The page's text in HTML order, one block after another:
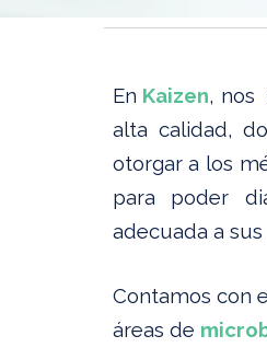
En Kaizen, nos
alta calidad,
otorgar a los
para poder
adecuada a
Contamos con
áreas de